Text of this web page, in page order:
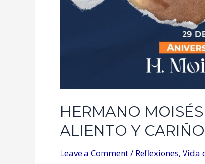
HERMANO
ALIENTO Y CARIÑO
Leave a Comment/ Reflexiones, Vida